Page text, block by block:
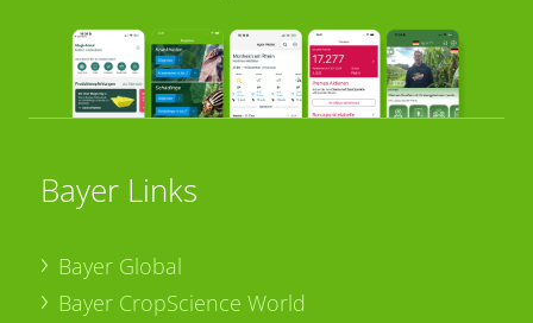
Bayer Links
Bayer Global
Bayer CropScience World